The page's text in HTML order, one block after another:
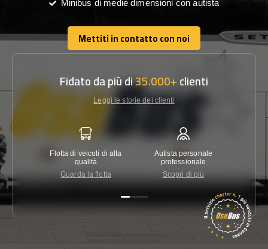
Minibus di medie dimensioni con autista
Mettiti in contatto con noi
Mettiti in contatto con noi
Fidato da più di35.000+clienti
Leggi le storie dei clienti
Flotta di veicoli di alta
qualità
Guarda la flotta
Autista personale
professionale
Scopri di più